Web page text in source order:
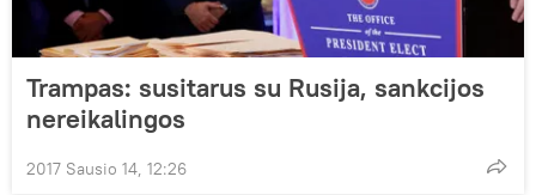
Trampas: susitarus su Rusija, sankcijos
nereikalingos
2017 Sausio 14, 12:26